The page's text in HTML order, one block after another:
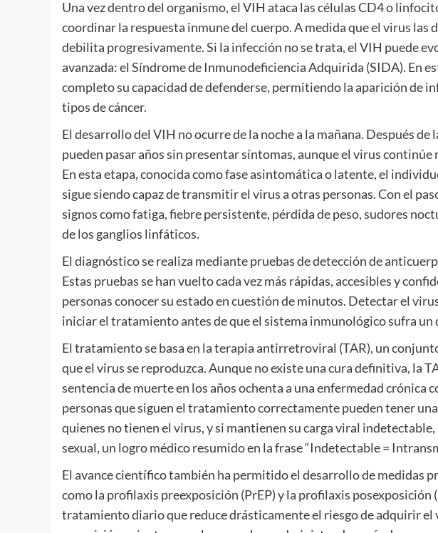
Una vez dentro del organismo, el VIH ataca las células CD4 o
coordinar la respuesta inmune del cuerpo. A medida que el virus las
debilita progresivamente. Si la infección no se trata, el VIH puede
avanzada: el Síndrome de Inmunodeficiencia Adquirida (SIDA). En
completo su capacidad de defenderse, permitiendo la aparición de
tipos de cáncer.
El desarrollo del VIH no ocurre de la noche a la mañana. Después
pueden pasar años sin presentar síntomas, aunque el virus
En esta etapa, conocida como fase asintomática o latente, el
sigue siendo capaz de transmitir el virus a otras personas. Con el
signos como fatiga, fiebre persistente, pérdida de peso, sudores
de los ganglios linfáticos.
El diagnóstico se realiza mediante pruebas de detección de
Estas pruebas se han vuelto cada vez más rápidas, accesibles y
personas conocer su estado en cuestión de minutos. Detectar el
iniciar el tratamiento antes de que el sistema inmunológico sufra un
El tratamiento se basa en la terapia antirretroviral (TAR), un
que el virus se reproduzca. Aunque no existe una cura definitiva, la
sentencia de muerte en los años ochenta a una enfermedad crónica
personas que siguen el tratamiento correctamente pueden tener
quienes no tienen el virus, y si mantienen su carga viral
sexual, un logro médico resumido en la frase “Indetectable =
El avance científico también ha permitido el desarrollo de medidas
como la profilaxis preexposición (PrEP) y la profilaxis posexposición
tratamiento diario que reduce drásticamente el riesgo de adquirir el